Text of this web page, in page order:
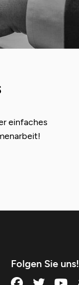
einfaches
Folgen Sie uns!